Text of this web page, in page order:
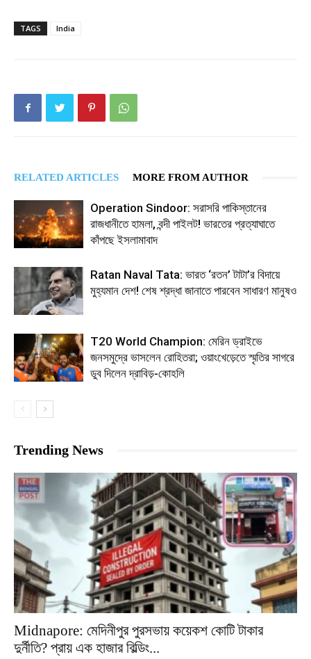
TAGS India
RELATED ARTICLES MORE FROM AUTHOR
Operation Sindoor: সরাসরি পাকিস্তানের
রাজধানীতে হামলা, বন্দী পাইলট! ভারতের প্রত্যাঘাতে
কাঁপছে ইসলামাবাদ
Ratan Naval Tata: ভারত ‘রতন’ টাটা’র বিদায়ে
মুহ্যমান দেশ! শেষ শ্রদ্ধা জানাতে পারবেন সাধারণ মানুষও
T20 World Champion: মেরিন ড্রাইভে
জনসমুদ্রে ভাসলেন রোহিতরা; ওয়াংখেড়েতে স্মৃতির সাগরে
ডুব দিলেন দ্রাবিড়-কোহলি
Trending News
Midnapore: মেদিনীপুর পুরসভায় কয়েকশ কোটি টাকার
দুর্নীতি? প্রায় এক হাজার বিল্ডিং...